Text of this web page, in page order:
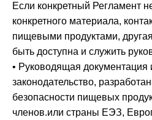
Если конкретный Регламент
конкретного материала,
пищевыми продуктами, другая
быть доступна и служить
• Руководящая документация
законодательство,
безопасности пищевых
членов.или страны ЕЭЗ,